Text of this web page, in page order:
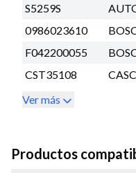
S5259S
0986023610
F042200055
CST35108
Ver más
Productos